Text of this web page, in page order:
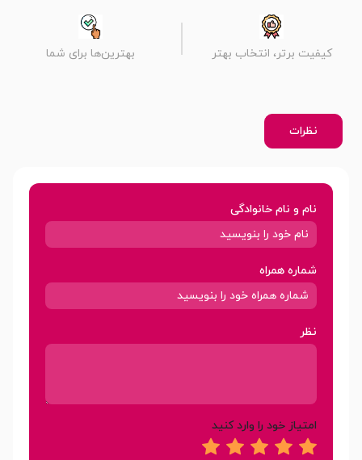
کیفیت برتر، انتخاب بهتر بهترین‌ها برای شما
نظرات
نام و نام خانوادگی
شماره همراه
نظر
امتیاز خود را وارد کنید